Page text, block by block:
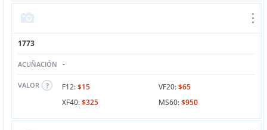
1773
ACUÑACIÓN -
VALOR F12:$15 VF20:$65
XF40:$325 MS60:$950